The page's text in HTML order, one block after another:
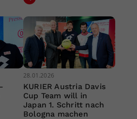
28.01.2026
KURIER Austria Davis
Cup Team will in
Japan 1. Schritt nach
Bologna machen